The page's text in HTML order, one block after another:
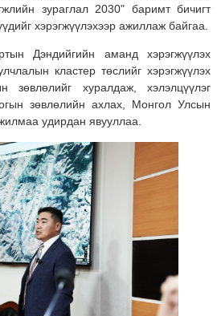
зураглал 2030" баримт бичигт
хэрэгжүүлэхээр ажиллаж байгаа.
Дэндийгийн аманд хэрэгжүүлэх
кластер төслийг хэрэгжүүлэх
зөвлөлийг хуралдаж, хэлэлцүүлэг
зөвлөлийн ахлах, Монгол Улсын
удирдан явууллаа.